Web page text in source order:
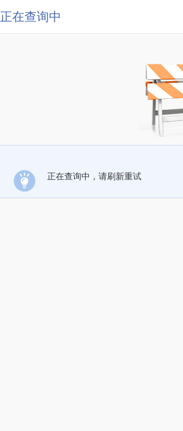
正在查询中
正在查询中，请刷新重试